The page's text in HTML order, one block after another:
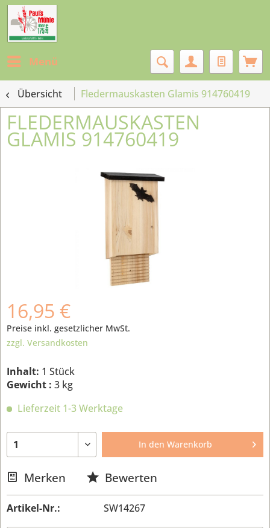
Menü
Übersicht Fledermauskasten Glamis 914760419
FLEDERMAUSKASTEN
GLAMIS 914760419
16,95 €
Preise inkl. gesetzlicher MwSt.
zzgl. Versandkosten
Inhalt: 1 Stück
Gewicht : 3 kg
Lieferzeit 1-3 Werktage
In den Warenkorb
Merken Bewerten
Artikel-Nr.: SW14267